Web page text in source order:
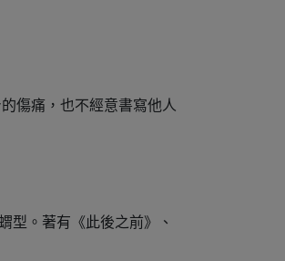
傷痛，也不經意書寫他人
型。著有《此後之前》、